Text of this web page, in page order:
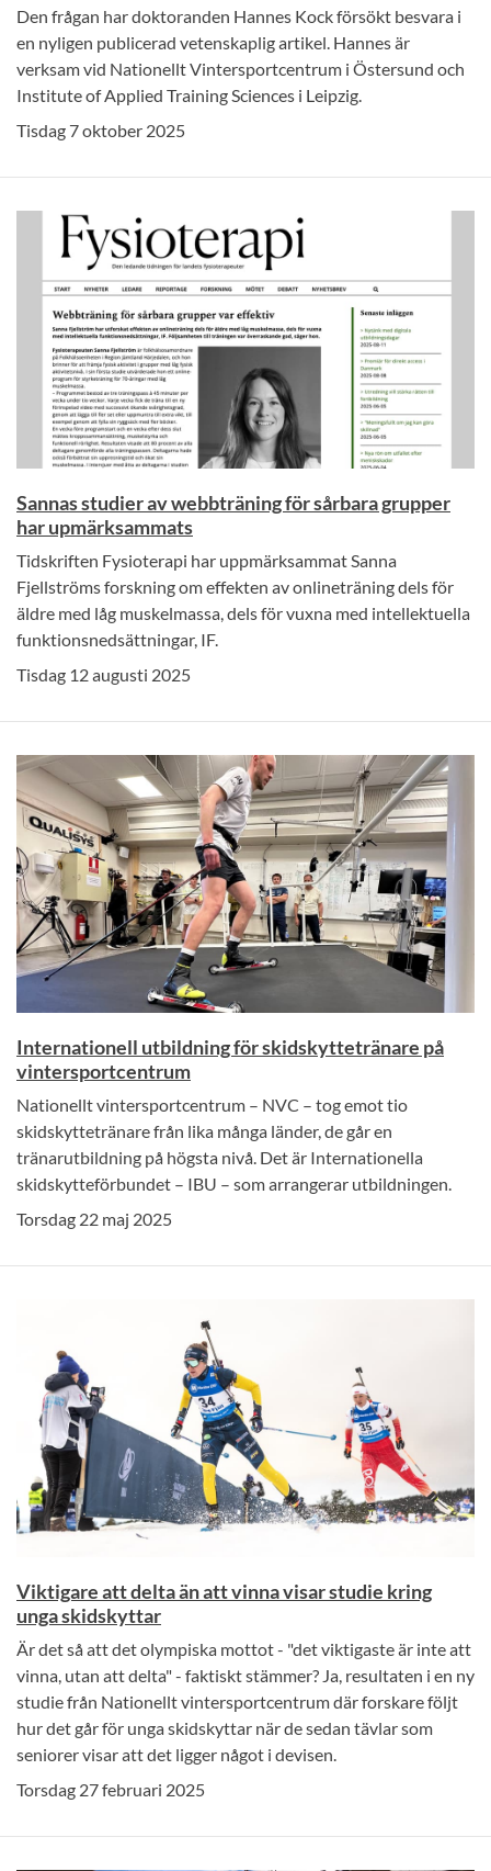
Den frågan har doktoranden Hannes Kock försökt besvara i
en nyligen publicerad vetenskaplig artikel. Hannes är
verksam vid Nationellt Vintersportcentrum i Östersund och
Institute of Applied Training Sciences i Leipzig.
Tisdag 7 oktober 2025
Sannas studier av webbträning för sårbara grupper
har upmärksammats
Tidskriften Fysioterapi har uppmärksammat Sanna
Fjellströms forskning om effekten av onlineträning dels för
äldre med låg muskelmassa, dels för vuxna med intellektuella
funktionsnedsättningar, IF.
Tisdag 12 augusti 2025
Internationell utbildning för skidskyttetränare på
vintersportcentrum
Nationellt vintersportcentrum – NVC – tog emot tio
skidskyttetränare från lika många länder, de går en
tränarutbildning på högsta nivå. Det är Internationella
skidskytteförbundet – IBU – som arrangerar utbildningen.
Torsdag 22 maj 2025
Viktigare att delta än att vinna visar studie kring
unga skidskyttar
Är det så att det olympiska mottot - "det viktigaste är inte att
vinna, utan att delta" - faktiskt stämmer? Ja, resultaten i en ny
studie från Nationellt vintersportcentrum där forskare följt
hur det går för unga skidskyttar när de sedan tävlar som
seniorer visar att det ligger något i devisen.
Torsdag 27 februari 2025